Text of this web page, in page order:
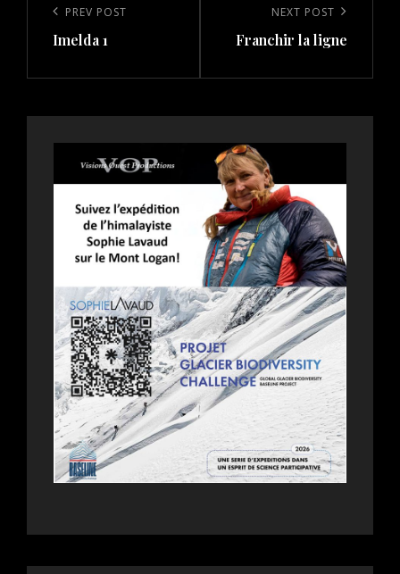
navigation
Previous
Post
PREV POST
Imelda 1
Post
NEXT POST
Franchir la ligne